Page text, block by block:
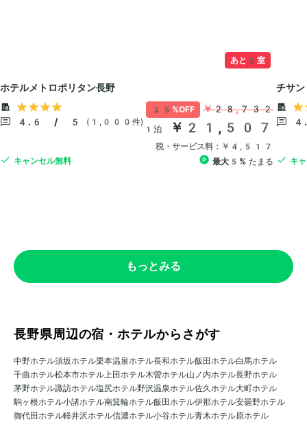
もっとみる
長野県周辺の宿・ホテルからさがす
中野ホテル須坂ホテル栗本温泉ホテル長和ホテル飯田ホテル白馬ホテル
千曲ホテル松本市ホテル上田ホテル木曽ホテル山ノ内ホテル長野ホテル
茅野ホテル諏訪ホテル塩尻ホテル野沢温泉ホテル佐久ホテル大町ホテル
駒ヶ根ホテル小諸ホテル南箕輪ホテル飯田ホテル伊那ホテル安曇野ホテル
御代田ホテル軽井沢ホテル信濃ホテル小谷ホテル青木ホテル原ホテル